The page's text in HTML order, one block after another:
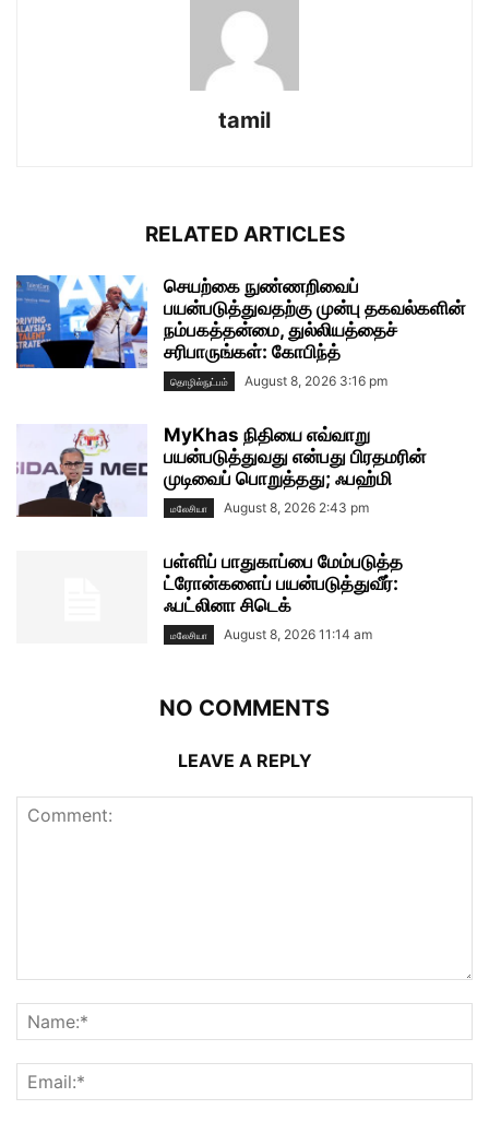
tamil
RELATED ARTICLES
செயற்கை நுண்ணறிவைப்
பயன்படுத்துவதற்கு முன்பு தகவல்களின்
நம்பகத்தன்மை, துல்லியத்தைச்
சரிபாருங்கள்: கோபிந்த்
தொழில்நுட்பம் August 8, 2026 3:16 pm
MyKhas நிதியை எவ்வாறு
பயன்படுத்துவது என்பது பிரதமரின்
முடிவைப் பொறுத்தது; ஃபஹ்மி
மலேசியா August 8, 2026 2:43 pm
பள்ளிப் பாதுகாப்பை மேம்படுத்த
ட்ரோன்களைப் பயன்படுத்துவீர்:
ஃபட்லினா சிடெக்
மலேசியா August 8, 2026 11:14 am
NO COMMENTS
LEAVE A REPLY